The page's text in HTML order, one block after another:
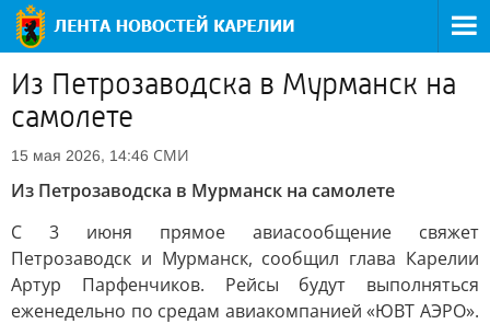
Из Петрозаводска в Мурманск на
самолете
15 мая 2026, 14:46 СМИ
Из Петрозаводска в Мурманск на самолете
С 3 июня прямое авиасообщение свяжет
Петрозаводск и Мурманск, сообщил глава Карелии
Артур Парфенчиков. Рейсы будут выполняться
еженедельно по средам авиакомпанией «ЮВТ АЭРО».